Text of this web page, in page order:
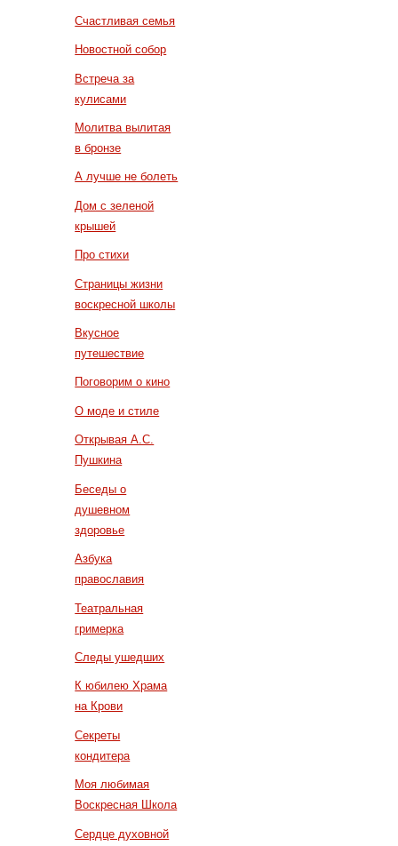
Счастливая семья
Новостной собор
Встреча за
кулисами
Молитва вылитая
в бронзе
А лучше не болеть
Дом с зеленой
крышей
Про стихи
Страницы жизни
воскресной школы
Вкусное
путешествие
Поговорим о кино
О моде и стиле
Открывая А.С.
Пушкина
Беседы о
душевном
здоровье
Азбука
православия
Театральная
гримерка
Следы ушедших
К юбилею Храма
на Крови
Секреты
кондитера
Моя любимая
Воскресная Школа
Сердце духовной